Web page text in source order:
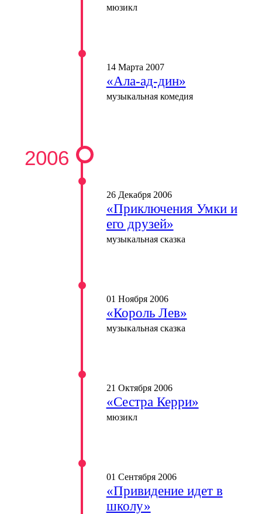
мюзикл
14 Марта 2007
«Ала-ад-дин»
музыкальная комедия
2006
26 Декабря 2006
«Приключения Умки и
его друзей»
музыкальная сказка
01 Ноября 2006
«Король Лев»
музыкальная сказка
21 Октября 2006
«Сестра Керри»
мюзикл
01 Сентября 2006
«Привидение идет в
школу»